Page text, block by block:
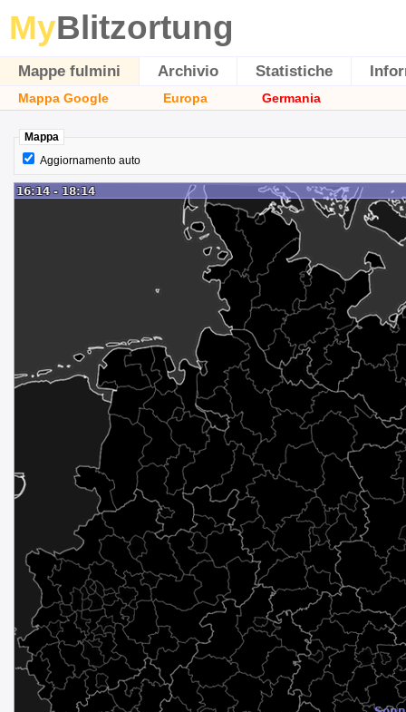
MyBlitzortung
Mappe fulmini Archivio Statistiche
Mappa Google Europa Germania
Mappa
Aggiornamento auto